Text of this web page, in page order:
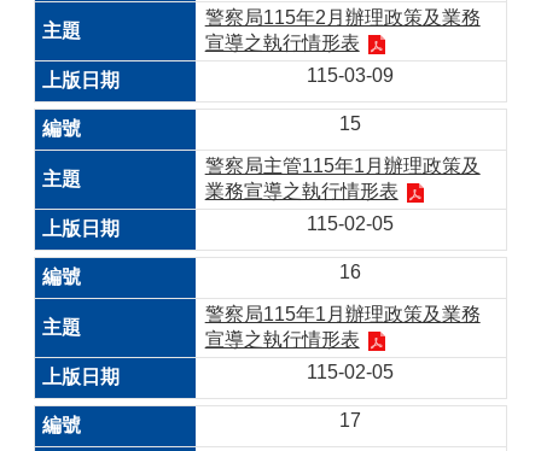
警察局115年2月辦理政策及業務
宣導之執行情形表
115-03-09
15
警察局主管115年1月辦理政策及
業務宣導之執行情形表
115-02-05
16
警察局115年1月辦理政策及業務
宣導之執行情形表
115-02-05
17